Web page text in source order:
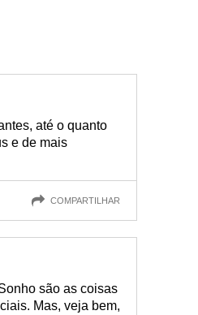
até o quanto
e de mais
COMPARTILHAR
são as coisas
Mas, veja bem,